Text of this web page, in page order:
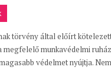
törvény által előírt
megfelelő munkavédelmi
védelmet nyújtja.